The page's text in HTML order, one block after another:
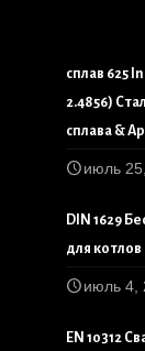
сплав 625
2.4856)
сплава &
июль
DIN 1629
для котлов
июль 4,
EN 10312